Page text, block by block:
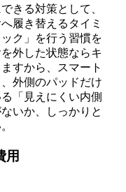
きる対策として、
履き替えるタイミ
ク」を行う習慣を
外した状態ならキ
すから、スマート
外側のパッドだけ
「見えにくい内側
いか、しっかりと
用